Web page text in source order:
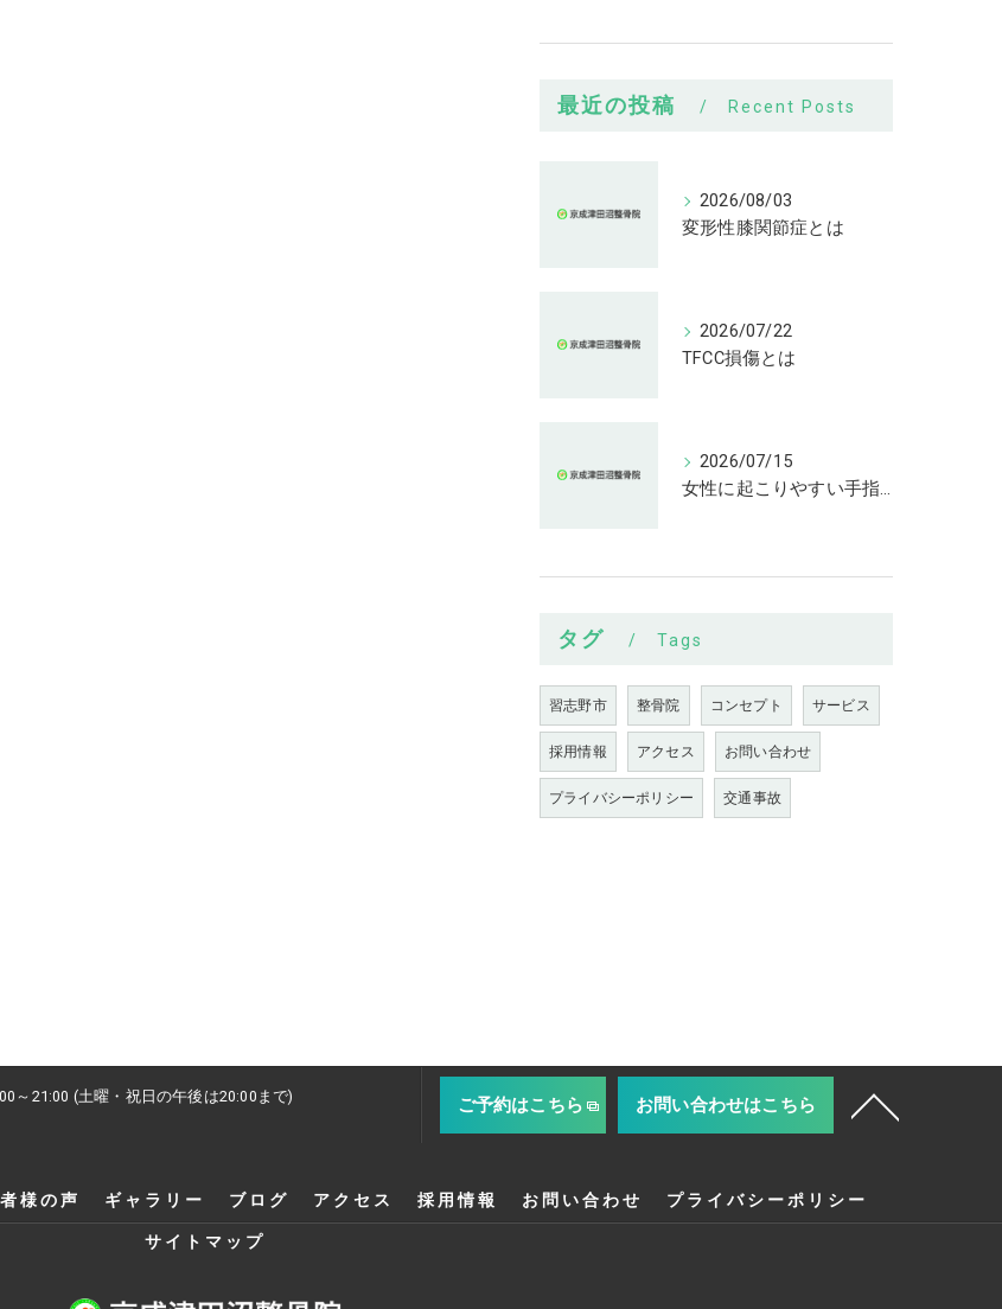
最近の投稿 Recent Posts
2026/08/03
変形性膝関節症とは
2026/07/22
TFCC損傷とは
2026/07/15
女性に起こりやすい手指の変形とは
タグ Tags
習志野市 整骨院 コンセプト サービス
採用情報 アクセス お問い合わせ
プライバシーポリシー 交通事故
～21:00 (土曜・祝日の午後は20:00まで)
ご予約はこちら お問い合わせはこちら
様の声 ギャラリー ブログ アクセス 採用情報 お問い合わせ プライバシーポリシー
サイトマップ